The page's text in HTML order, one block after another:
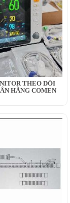
THEO DÕI
HÃNG COMEN